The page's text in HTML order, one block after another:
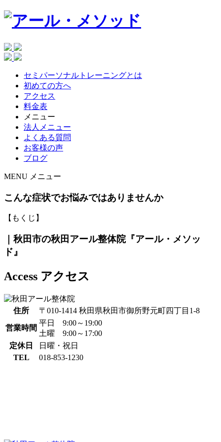
セミパーソナルトレーニングとは
初めての方へ
アクセス
料金表
メニュー
法人メニュー
よくある質問
お客様の声
ブログ
MENU メニュー
こんな症状でお悩みではありませんか
【もくじ】
｜秋田市の秋田アール整体院『アール・メソッ
ド』
Access アクセス
住所 〒010-1414 秋田県秋田市御所野元町四丁目1-8
営業時間
平日 9:00～19:00
土曜 9:00～17:00
定休日
日曜・祝日
TEL
018-853-1230